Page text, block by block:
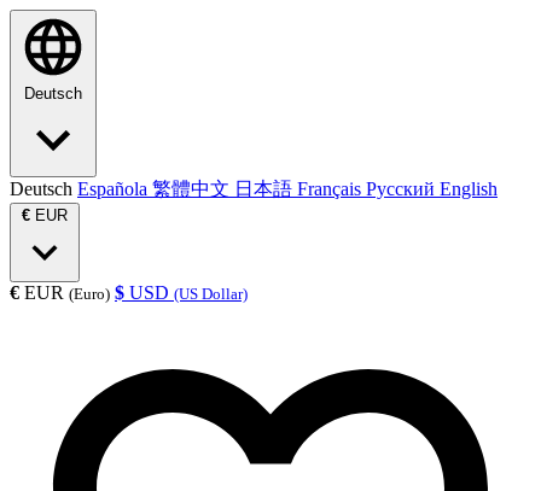
Deutsch
Deutsch Española 繁體中文 日本語 Français Русский English
€ EUR
€ EUR (Euro) $ USD (US Dollar)